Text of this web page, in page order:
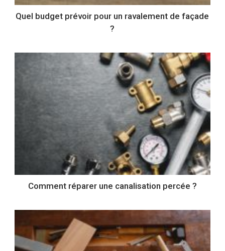
Quel budget prévoir pour un ravalement de façade
?
Comment réparer une canalisation percée ?